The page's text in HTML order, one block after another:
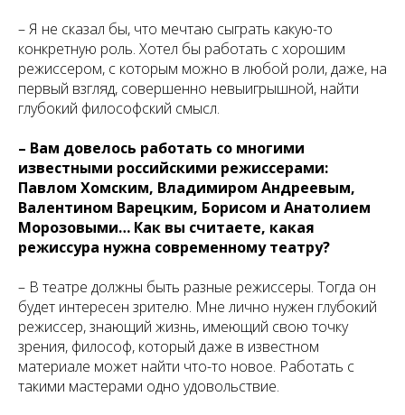
– Я не сказал бы, что мечтаю сыграть какую-то
конкретную роль. Хотел бы работать с хорошим
режиссером, с которым можно в любой роли, даже, на
первый взгляд, совершенно невыигрышной, найти
глубокий философский смысл.
– Вам довелось работать со многими
известными российскими режиссерами:
Павлом Хомским, Владимиром Андреевым,
Валентином Варецким, Борисом и Анатолием
Морозовыми… Как вы считаете, какая
режиссура нужна современному театру?
– В театре должны быть разные режиссеры. Тогда он
будет интересен зрителю. Мне лично нужен глубокий
режиссер, знающий жизнь, имеющий свою точку
зрения, философ, который даже в известном
материале может найти что-то новое. Работать с
такими мастерами одно удовольствие.